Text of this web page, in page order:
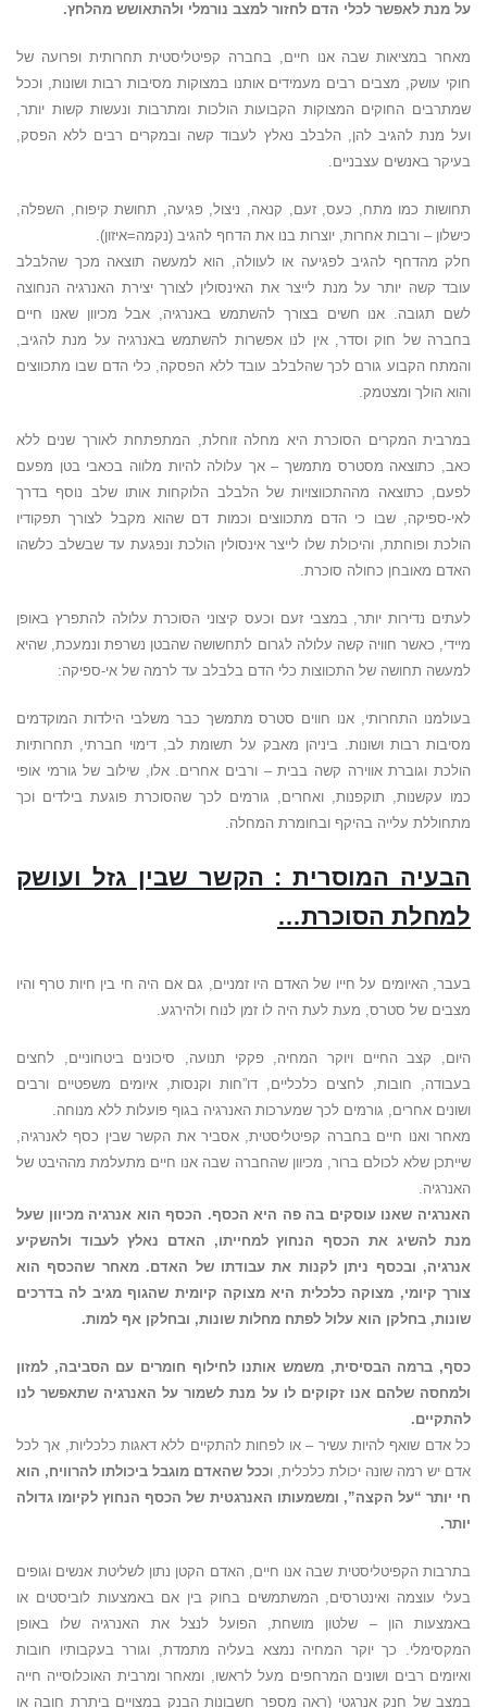
על מנת לאפשר לכלי הדם לחזור למצב נורמלי ולהתאושש מהלחץ.
מאחר במציאות שבה אנו חיים, בחברה קפיטליסטית תחרותית ופרועה של
חוקי עושק, מצבים רבים מעמידים אותנו במצוקות מסיבות רבות ושונות, וככל
שמתרבים החוקים המצוקות הקבועות הולכות ומתרבות ונעשות קשות יותר,
ועל מנת להגיב להן, הלבלב נאלץ לעבוד קשה ובמקרים רבים ללא הפסק,
בעיקר באנשים עצבניים.
תחושות כמו מתח, כעס, זעם, קנאה, ניצול, פגיעה, תחושת קיפוח, השפלה,
כישלון – ורבות אחרות, יוצרות בנו את הדחף להגיב (נקמה=איזון).
חלק מהדחף להגיב לפגיעה או לעוולה, הוא למעשה תוצאה מכך שהלבלב
עובד קשה יותר על מנת לייצר את האינסולין לצורך יצירת האנרגיה הנחוצה
לשם תגובה. אנו חשים בצורך להשתמש באנרגיה, אבל מכיוון שאנו חיים
בחברה של חוק וסדר, אין לנו אפשרות להשתמש באנרגיה על מנת להגיב,
והמתח הקבוע גורם לכך שהלבלב עובד ללא הפסקה, כלי הדם שבו מתכווצים
והוא הולך ומצטמק.
במרבית המקרים הסוכרת היא מחלה זוחלת, המתפתחת לאורך שנים ללא
כאב, כתוצאה מסטרס מתמשך – אך עלולה להיות מלווה בכאבי בטן מפעם
לפעם, כתוצאה מההתכווצויות של הלבלב הלוקחות אותו שלב נוסף בדרך
לאי-ספיקה, שבו כי הדם מתכווצים וכמות דם שהוא מקבל לצורך תפקודיו
הולכת ופוחתת, והיכולת שלו לייצר אינסולין הולכת ונפגעת עד שבשלב כלשהו
האדם מאובחן כחולה סוכרת.
לעתים נדירות יותר, במצבי זעם וכעס קיצוני הסוכרת עלולה להתפרץ באופן
מיידי, כאשר חוויה קשה עלולה לגרום לתחשושה שהבטן נשרפת ונמעכת, שהיא
למעשה תחושה של התכווצות כלי הדם בלבלב עד לרמה של אי-ספיקה:
בעולמנו התחרותי, אנו חווים סטרס מתמשך כבר משלבי הילדות המוקדמים
מסיבות רבות ושונות. ביניהן מאבק על תשומת לב, דימוי חברתי, תחרותיות
הולכת וגוברת אווירה קשה בבית – ורבים אחרים. אלו, שילוב של גורמי אופי
כמו עקשנות, תוקפנות, ואחרים, גורמים לכך שהסוכרת פוגעת בילדים וכך
מתחוללת עלייה בהיקף ובחומרת המחלה.
הבעיה המוסרית : הקשר שבין גזל ועושק
למחלת הסוכרת…
בעבר, האיומים על חייו של האדם היו זמניים, גם אם היה חי בין חיות טרף והיו
מצבים של סטרס, מעת לעת היה לו זמן לנוח ולהירגע.
היום, קצב החיים ויוקר המחיה, פקקי תנועה, סיכונים ביטחוניים, לחצים
בעבודה, חובות, לחצים כלכליים, דו”חות וקנסות, איומים משפטיים ורבים
ושונים אחרים, גורמים לכך שמערכות האנרגיה בגוף פועלות ללא מנוחה.
מאחר ואנו חיים בחברה קפיטליסטית, אסביר את הקשר שבין כסף לאנרגיה,
שייתכן שלא לכולם ברור, מכיוון שהחברה שבה אנו חיים מתעלמת מההיבט של
האנרגיה.
האנרגיה שאנו עוסקים בה פה היא הכסף. הכסף הוא אנרגיה מכיוון שעל
מנת להשיג את הכסף הנחוץ למחייתו, האדם נאלץ לעבוד ולהשקיע
אנרגיה, ובכסף ניתן לקנות את עבודתו של האדם. מאחר שהכסף הוא
צורך קיומי, מצוקה כלכלית היא מצוקה קיומית שהגוף מגיב לה בדרכים
שונות, בחלקן הוא עלול לפתח מחלות שונות, ובחלקן אף למות.
כסף, ברמה הבסיסית, משמש אותנו לחילוף חומרים עם הסביבה, למזון
ולמחסה שלהם אנו זקוקים לו על מנת לשמור על האנרגיה שתאפשר לנו
להתקיים.
כל אדם שואף להיות עשיר – או לפחות להתקיים ללא דאגות כלכליות, אך לכל
אדם יש רמה שונה יכולת כלכלית, וככל שהאדם מוגבל ביכולתו להרוויח, הוא
חי יותר “על הקצה”, ומשמעותו האנרגטית של הכסף הנחוץ לקיומו גדולה
יותר.
בתרבות הקפיטליסטית שבה אנו חיים, האדם הקטן נתון לשליטת אנשים וגופים
בעלי עוצמה ואינטרסים, המשתמשים בחוק בין אם באמצעות לוביסטים או
באמצעות הון – שלטון מושחת, הפועל לנצל את האנרגיה שלו באופן
המקסימלי. כך יוקר המחיה נמצא בעליה מתמדת, וגורר בעקבותיו חובות
ואיומים רבים ושונים המרחפים מעל לראשו, ומאחר ומרבית האוכלוסייה חייה
במצב של חנק אנרגטי (ראה מספר חשבונות הבנק במצויים ביתרת חובה או